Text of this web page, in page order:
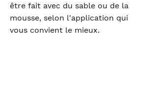
être fait avec du sable ou de la
mousse, selon l'application qui
vous convient le mieux.